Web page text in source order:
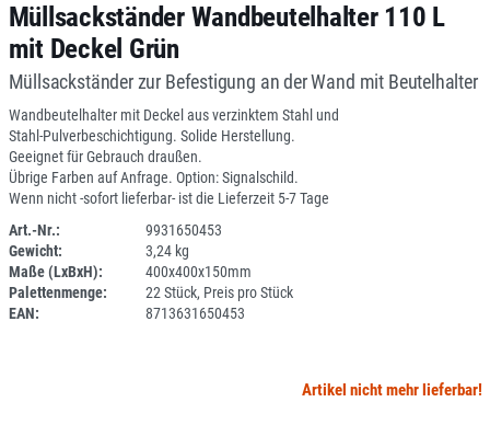
Müllsackständer Wandbeutelhalter 110 L
mit Deckel Grün
Müllsackständer zur Befestigung an der Wand mit Beutelhalter
Wandbeutelhalter mit Deckel aus verzinktem Stahl und
Stahl-Pulverbeschichtigung. Solide Herstellung.
Geeignet für Gebrauch draußen.
Übrige Farben auf Anfrage. Option: Signalschild.
Wenn nicht -sofort lieferbar- ist die Lieferzeit 5-7 Tage
Art.-Nr.:
9931650453
Gewicht:
3,24 kg
Maße (LxBxH):
400x400x150mm
Palettenmenge:
22 Stück, Preis pro Stück
EAN:
8713631650453
Artikel nicht mehr lieferbar!